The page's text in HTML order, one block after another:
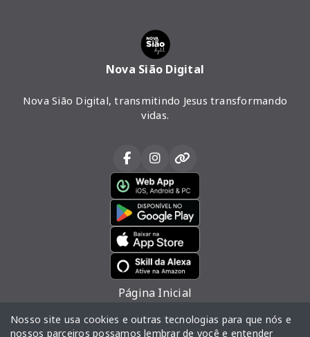
Nova Sião Digital
Nova Sião Digital, transmitindo Jesus transformando
vidas.
Página Inicial
Vídeos
Nosso site usa cookies e outras tecnologias para que nós e
nossos parceiros possamos lembrar de você e entender